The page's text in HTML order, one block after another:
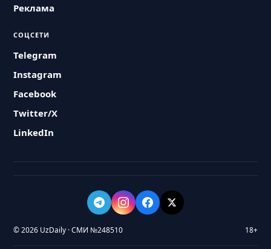
Реклама
СОЦСЕТИ
Telegram
Instagram
Facebook
Twitter/X
LinkedIn
© 2026 UzDaily · СМИ №248510 18+